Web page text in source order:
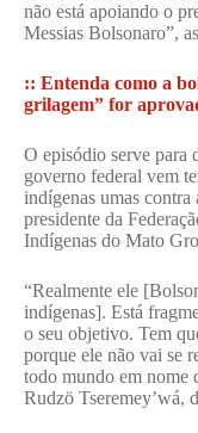
não está apoiando o
Messias Bolsonaro”,
:: Entenda como a
grilagem” for
O episódio serve para
governo federal vem
indígenas umas
presidente da
Indígenas do Mato
“Realmente ele
indígenas]. Está
o seu objetivo. Tem
porque ele não vai se
todo mundo em nome
Rudzö Tseremey’wá,